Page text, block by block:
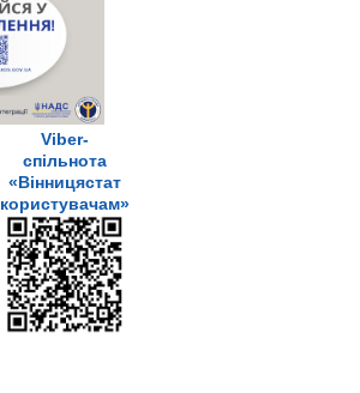
Viber-
спільнота
«Вінницястат
користувачам»